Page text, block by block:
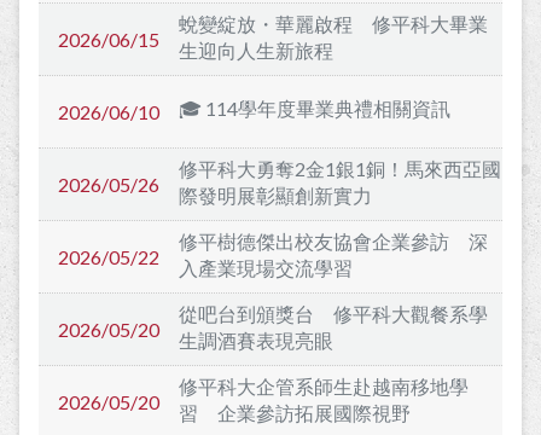
2026/06/15
蛻變綻放・華麗啟程 修平科大畢業
生迎向人生新旅程
2026/06/10 🎓 114學年度畢業典禮相關資訊
2026/05/26
修平科大勇奪2金1銀1銅！馬來西亞國
際發明展彰顯創新實力
2026/05/22
修平樹德傑出校友協會企業參訪 深
入產業現場交流學習
2026/05/20
從吧台到頒獎台 修平科大觀餐系學
生調酒賽表現亮眼
2026/05/20
修平科大企管系師生赴越南移地學
習 企業參訪拓展國際視野